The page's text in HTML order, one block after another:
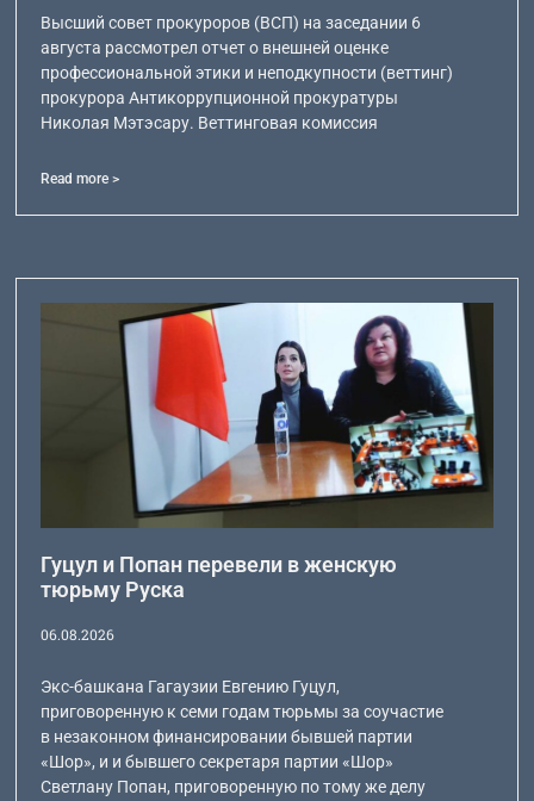
Высший совет прокуроров (ВСП) на заседании 6
августа рассмотрел отчет о внешней оценке
профессиональной этики и неподкупности (веттинг)
прокурора Антикоррупционной прокуратуры
Николая Мэтэсару. Веттинговая комиссия
Read more >
Гуцул и Попан перевели в женскую
тюрьму Руска
06.08.2026
Экс-башкана Гагаузии Евгению Гуцул,
приговоренную к семи годам тюрьмы за соучастие
в незаконном финансировании бывшей партии
«Шор», и и бывшего секретаря партии «Шор»
Светлану Попан, приговоренную по тому же делу